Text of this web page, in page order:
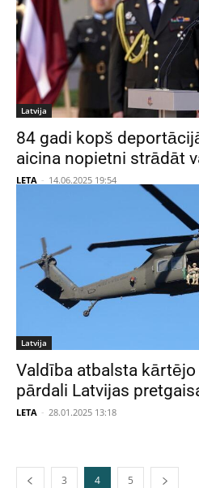
Latvija
84 gadi kopš
aicina nopietni strādāt
LETA - 14.06.2025 19:54
Latvija
Valdība atbalsta
pārdali Latvijas
LETA - 28.01.2025 13:18
3 4 5